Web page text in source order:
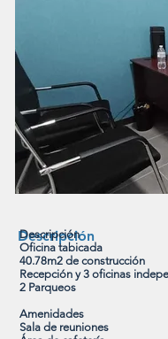
Descripción
Descripción
Oficina tabicada
40.78m2 de construcción
Recepción y 3 oficinas
2 Parqueos
Amenidades
Sala de reuniones